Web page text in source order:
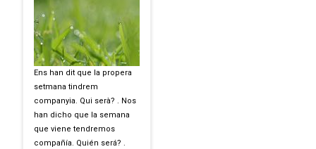
Ens han dit que la propera
setmana tindrem
companyia. Qui serà? . Nos
han dicho que la semana
que viene tendremos
compañía. Quién será? .